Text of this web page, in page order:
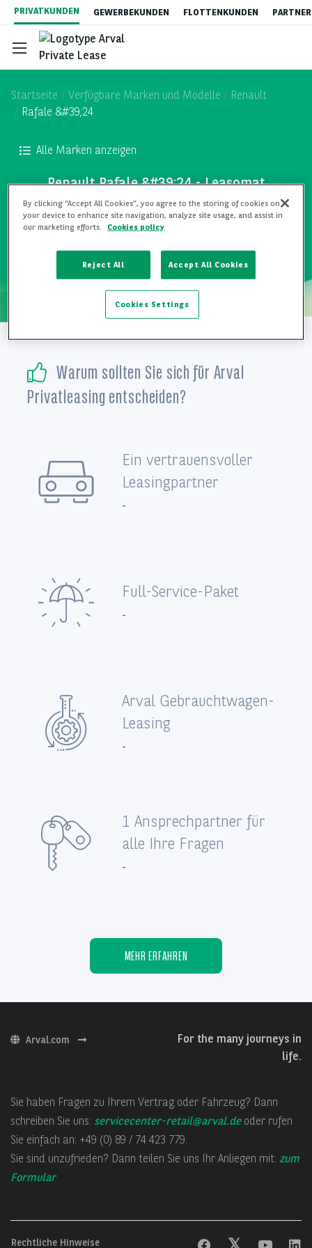
Direkt
zum
Inhalt
PRIVATKUNDEN GEWERBEKUNDEN FLOTTENKUNDEN PARTNER
Gebrauchtwagen-Leasing
Auto Abo
Elektromobilität
Vorteile von Privatleasing
Vertragsunterlagen
Startseite Verfügbare Marken und Modelle
Renault
Rafale &#39;24
Alle Marken anzeigen
Renault Rafale &#39;24 - Leasomat
ALLE MODELLE
Warum sollten Sie sich für Arval
Privatleasing entscheiden?
Ein vertrauensvoller
Leasingpartner
-
Full-Service-Paket
-
Arval Gebrauchtwagen-
Leasing
-
1 Ansprechpartner für
alle Ihre Fragen
-
MEHR ERFAHREN
Arval.com
For the many journeys in
life.
Sie haben Fragen zu Ihrem Vertrag oder Fahrzeug? Dann
schreiben Sie uns: servicecenter-retail@arval.deoder rufen
Sie einfach an: +49 (0) 89 / 74 423 779.
Sie sind unzufrieden? Dann teilen Sie uns Ihr Anliegen mit: zum
Formular
Rechtliche Hinweise
By clicking “Accept All Cookies”, you agree to the storing of cookies on
your device to enhance site navigation, analyze site usage, and assist in
our marketing efforts.
Cookies policy
Reject All Accept All Cookies
Cookies Settings